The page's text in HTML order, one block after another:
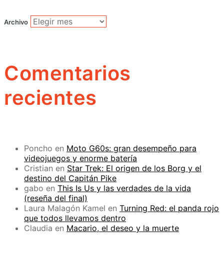
Archivo
Comentarios
recientes
Poncho en Moto G60s: gran desempeño para
videojuegos y enorme batería
Cristian en Star Trek: El origen de los Borg y el
destino del Capitán Pike
gabo en This Is Us y las verdades de la vida
(reseña del final)
Laura Malagón Kamel en Turning Red: el panda rojo
que todos llevamos dentro
Claudia en Macario, el deseo y la muerte